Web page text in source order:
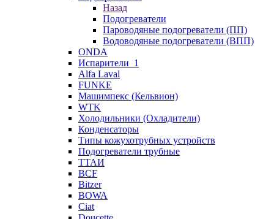
Назад
Подогреватели
Пароводяные подогреватели (ПП)
Водоводяные подогреватели (ВПП)
ONDA
Испарители_1
Alfa Laval
FUNKE
Машимпекс (Кельвион)
WTK
Холодильники (Охладители)
Конденсаторы
Типы кожухотрубных устройств
Подогреватели трубные
ТТАИ
BCF
Bitzer
BOWA
Ciat